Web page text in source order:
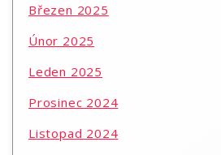
Březen 2025
Únor 2025
Leden 2025
Prosinec 2024
Listopad 2024